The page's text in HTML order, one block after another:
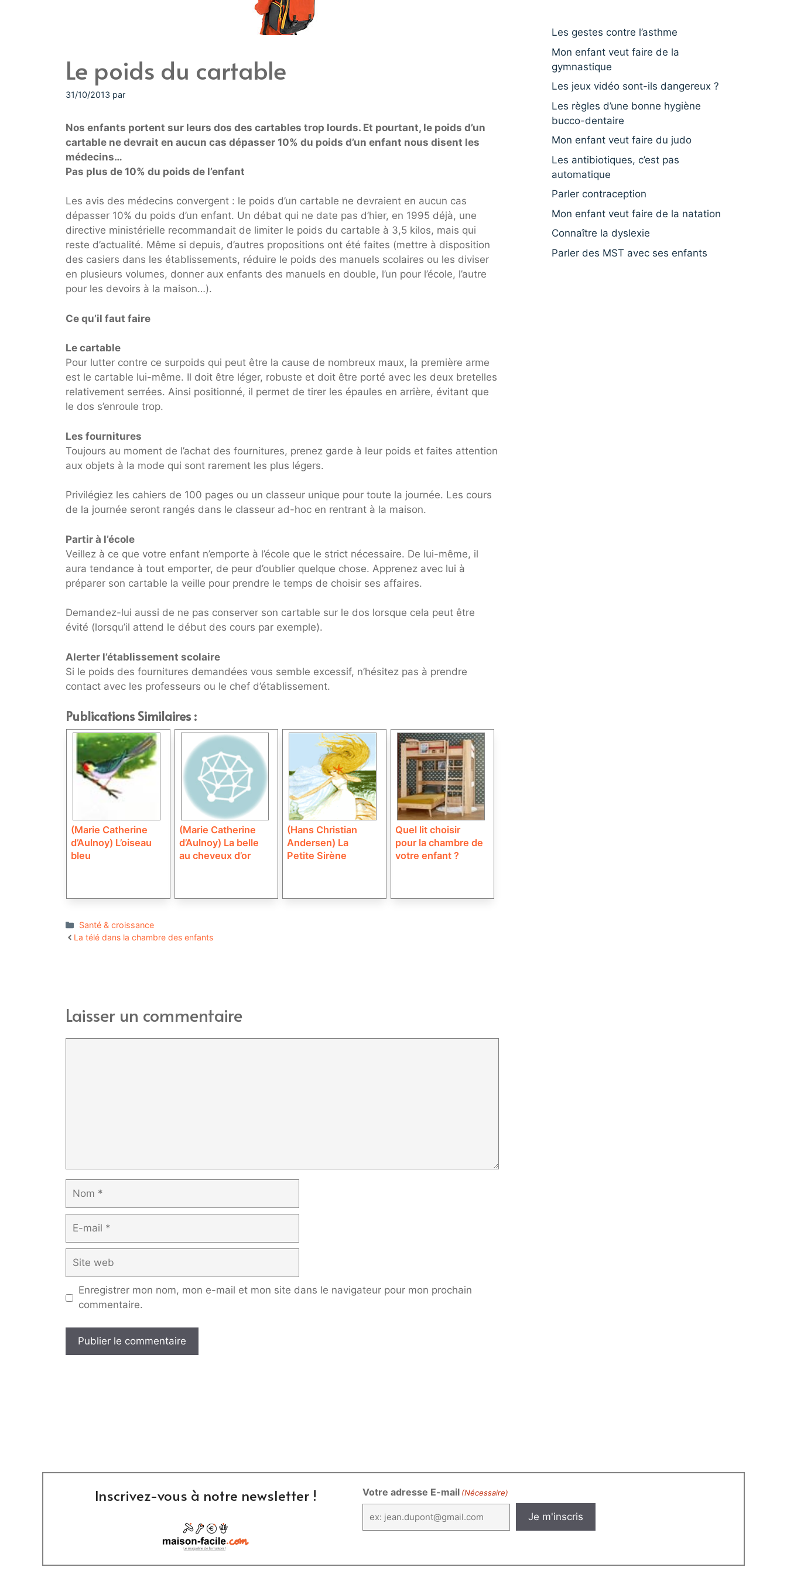
Le poids du cartable
31/10/2013 par
Nos enfants portent sur leurs dos des cartables trop lourds. Et pourtant, le poids d’un
cartable ne devrait en aucun cas dépasser 10% du poids d’un enfant nous disent les
médecins…
Pas plus de 10% du poids de l’enfant
Les avis des médecins convergent : le poids d’un cartable ne devraient en aucun cas
dépasser 10% du poids d’un enfant. Un débat qui ne date pas d’hier, en 1995 déjà, une
directive ministérielle recommandait de limiter le poids du cartable à 3,5 kilos, mais qui
reste d’actualité. Même si depuis, d’autres propositions ont été faites (mettre à disposition
des casiers dans les établissements, réduire le poids des manuels scolaires ou les diviser
en plusieurs volumes, donner aux enfants des manuels en double, l’un pour l’école, l’autre
pour les devoirs à la maison…).
Ce qu’il faut faire
Le cartable
Pour lutter contre ce surpoids qui peut être la cause de nombreux maux, la première arme
est le cartable lui-même. Il doit être léger, robuste et doit être porté avec les deux bretelles
relativement serrées. Ainsi positionné, il permet de tirer les épaules en arrière, évitant que
le dos s’enroule trop.
Les fournitures
Toujours au moment de l’achat des fournitures, prenez garde à leur poids et faites attention
aux objets à la mode qui sont rarement les plus légers.
Privilégiez les cahiers de 100 pages ou un classeur unique pour toute la journée. Les cours
de la journée seront rangés dans le classeur ad-hoc en rentrant à la maison.
Partir à l’école
Veillez à ce que votre enfant n’emporte à l’école que le strict nécessaire. De lui-même, il
aura tendance à tout emporter, de peur d’oublier quelque chose. Apprenez avec lui à
préparer son cartable la veille pour prendre le temps de choisir ses affaires.
Demandez-lui aussi de ne pas conserver son cartable sur le dos lorsque cela peut être
évité (lorsqu’il attend le début des cours par exemple).
Alerter l’établissement scolaire
Si le poids des fournitures demandées vous semble excessif, n’hésitez pas à prendre
contact avec les professeurs ou le chef d’établissement.
Publications Similaires :
(Marie Catherine
d’Aulnoy) L’oiseau
bleu
(Marie Catherine
d’Aulnoy) La belle
au cheveux d’or
(Hans Christian
Andersen) La
Petite Sirène
Quel lit choisir
pour la chambre de
votre enfant ?
Catégories
Santé & croissance
La télé dans la chambre des enfants
Laisser un commentaire
mail
web
Enregistrer mon nom, mon e-mail et mon site dans le navigateur pour mon prochain
commentaire.
Les gestes contre l’asthme
Mon enfant veut faire de la
gymnastique
Les jeux vidéo sont-ils dangereux ?
Les règles d’une bonne hygiène
bucco-dentaire
Mon enfant veut faire du judo
Les antibiotiques, c’est pas
automatique
Parler contraception
Mon enfant veut faire de la natation
Connaître la dyslexie
Parler des MST avec ses enfants
Inscrivez-vous à notre newsletter ! Votre adresse E-mail (Nécessaire)